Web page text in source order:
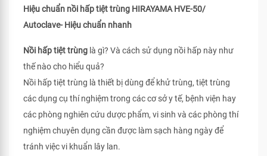
Hiệu chuẩn nồi hấp tiệt trùng HIRAYAMA HVE-50/
Autoclave- Hiệu chuẩn nhanh
Nồi hấp tiệt trùng là gì? Và cách sử dụng nồi hấp này như
thế nào cho hiểu quả?
Nồi hấp tiệt trùng là thiết bị dùng để khử trùng, tiệt trùng
các dụng cụ thí nghiệm trong các cơ sở y tế, bệnh viện hay
các phòng nghiên cứu dược phẩm, vi sinh và các phòng thí
nghiệm chuyên dụng cần được làm sạch hàng ngày để
tránh việc vi khuẩn lây lan.